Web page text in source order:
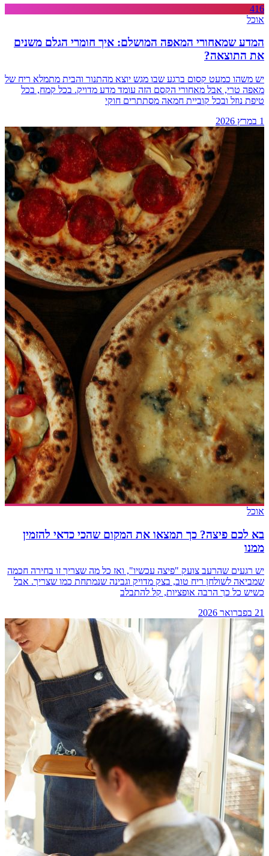
416
אוכל
המדע שמאחורי המאפה המושלם: איך חומרי הגלם משנים
את התוצאה?
יש משהו כמעט קסום ברגע שבו מגש יוצא מהתנור והבית מתמלא ריח של
מאפה טרי, אבל מאחורי הקסם הזה עומד מדע מדויק. בכל קמח, בכל
טיפת נוזל ובכל קוביית חמאה מסתתרים חוקי
1 במרץ 2026
אוכל
בא לכם פיצה? כך תמצאו את המקום שהכי כדאי להזמין
ממנו
יש רגעים שהרעב צועק "פיצה עכשיו", ואז כל מה שצריך זו בחירה חכמה
שמביאה לשולחן ריח טוב, בצק מדויק וגבינה שנמתחת כמו שצריך. אבל
כשיש כל כך הרבה אופציות, קל להתבלב
21 בפברואר 2026